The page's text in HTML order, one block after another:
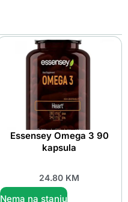
Essensey Omega 3 90
kapsula
24.80 KM
Nema na stanju